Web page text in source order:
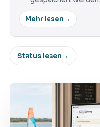
Mehr lesen→
Status lesen→